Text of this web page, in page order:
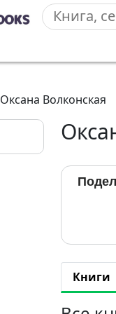
Оксана Волконская
Книги